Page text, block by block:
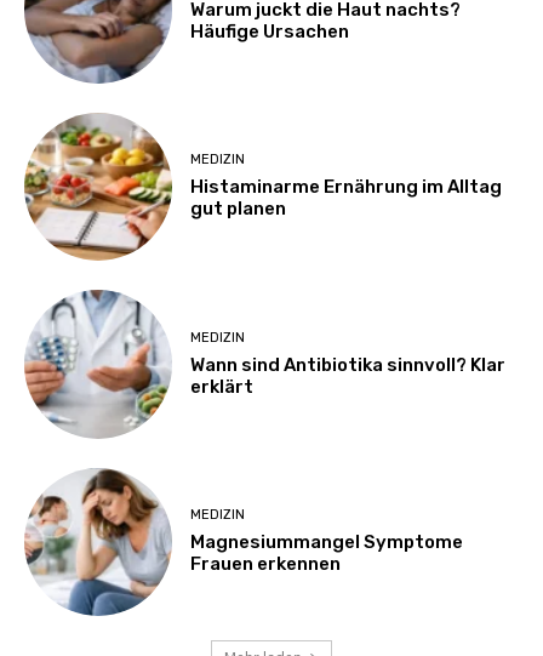
Warum juckt die Haut nachts?
Häufige Ursachen
MEDIZIN
Histaminarme Ernährung im Alltag
gut planen
MEDIZIN
Wann sind Antibiotika sinnvoll? Klar
erklärt
MEDIZIN
Magnesiummangel Symptome
Frauen erkennen